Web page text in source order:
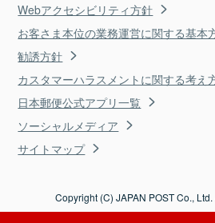
Webアクセシビリティ方針
お客さま本位の業務運営に関する基本
勧誘方針
カスタマーハラスメントに関する考え
日本郵便公式アプリ一覧
ソーシャルメディア
サイトマップ
Copyright (C) JAPAN POST Co.,